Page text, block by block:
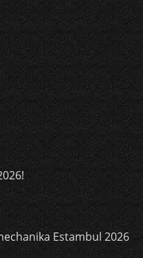
Estambul 2026